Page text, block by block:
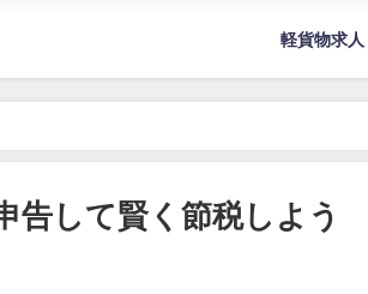
軽貨物求人
告して賢く節税しよう